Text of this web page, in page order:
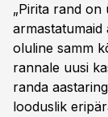
„Pirita rand on
oluline samm
rannale uusi
randa
looduslik